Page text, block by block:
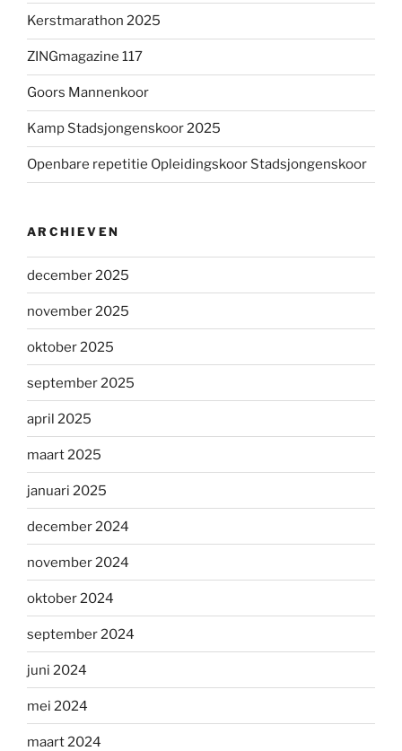
Kerstmarathon 2025
ZINGmagazine 117
Goors Mannenkoor
Kamp Stadsjongenskoor 2025
Openbare repetitie Opleidingskoor Stadsjongenskoor
ARCHIEVEN
december 2025
november 2025
oktober 2025
september 2025
april 2025
maart 2025
januari 2025
december 2024
november 2024
oktober 2024
september 2024
juni 2024
mei 2024
maart 2024